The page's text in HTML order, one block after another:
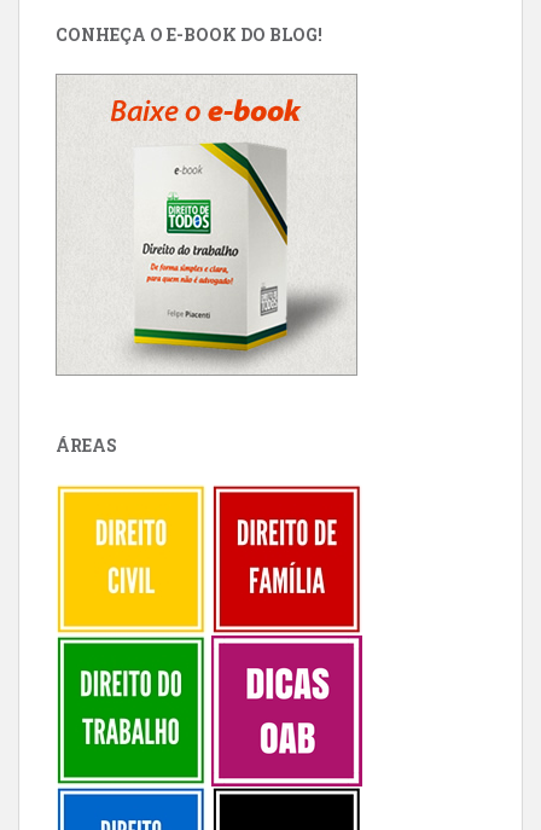
CONHEÇA O E-BOOK DO BLOG!
ÁREAS